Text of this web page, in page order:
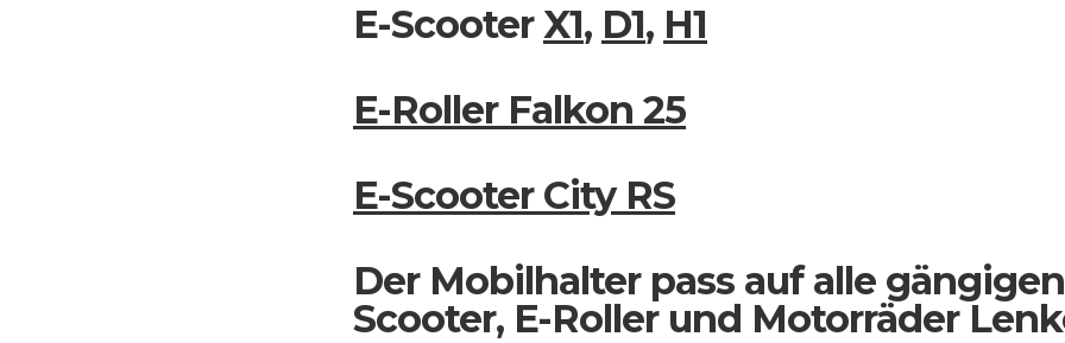
E-ScooterX1, D1, H1
E-Roller Falkon 25
E-Scooter City RS
Der Mobilhalter pass auf alle
Scooter, E-Roller und Motorräder